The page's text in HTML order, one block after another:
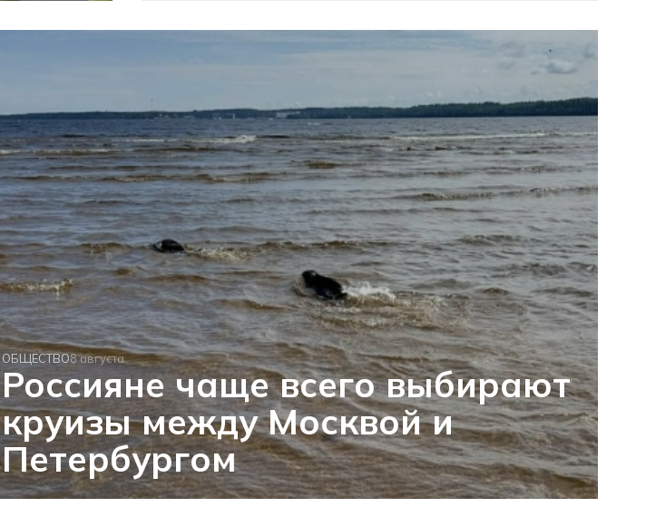
ОБЩЕСТВО8 августа
Россияне чаще всего выбирают
круизы между Москвой и
Петербургом